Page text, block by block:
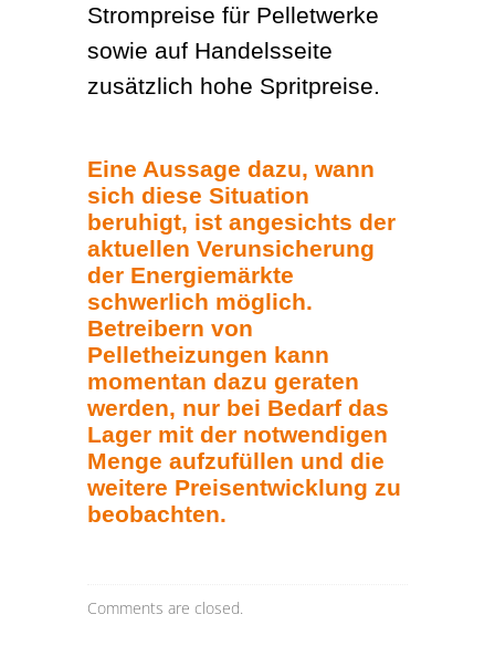
Strompreise für Pelletwerke
sowie auf Handelsseite
zusätzlich hohe Spritpreise.
Eine Aussage dazu, wann
sich diese Situation
beruhigt, ist angesichts der
aktuellen Verunsicherung
der Energiemärkte
schwerlich möglich.
Betreibern von
Pelletheizungen kann
momentan dazu geraten
werden, nur bei Bedarf das
Lager mit der notwendigen
Menge aufzufüllen und die
weitere Preisentwicklung zu
beobachten.
Comments are closed.